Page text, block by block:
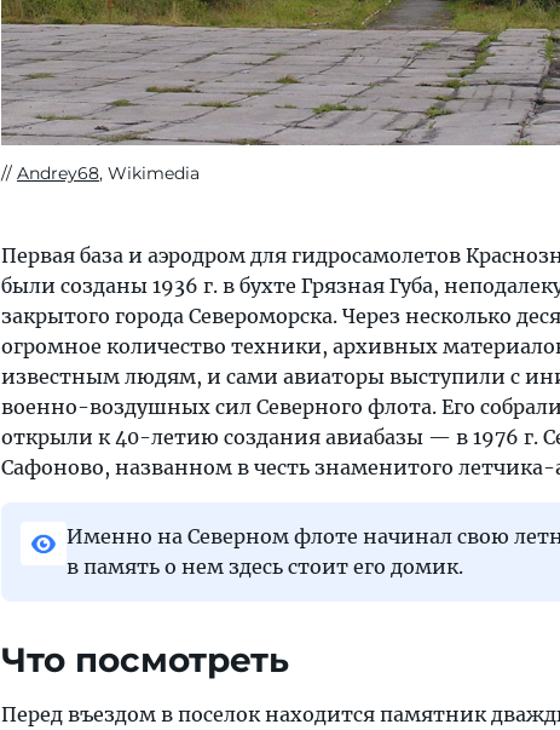
Andrey68, Wikimedia
Первая база и аэродром для гидросамолетов
были созданы 1936 г. в бухте Грязная Губа,
закрытого города Североморска. Через несколько
огромное количество техники, архивных
известным людям, и сами авиаторы выступили с
военно-воздушных сил Северного флота. Его
открыли к 40-летию создания авиабазы — в 1976 г.
Сафоново, названном в честь знаменитого
Именно на Северном флоте начинал свою
в память о нем здесь стоит его домик.
Что посмотреть
Перед въездом в поселок находится памятник